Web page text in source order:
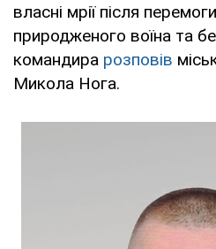
власні мрії після
природженого воїна та
командира розповів
Микола Нога.